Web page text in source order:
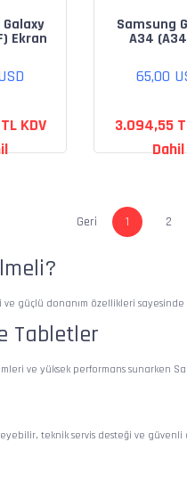
Ekran
KDV
Samsung
A34
65,00
3.094,55
Dahil
1 2
ve güçlü donanım özellikleri
Tabletler
ve yüksek performans sunarken
teknik servis desteği ve güvenli